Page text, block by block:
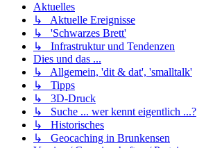
Aktuelles
↳ Aktuelle Ereignisse
↳ 'Schwarzes Brett'
↳ Infrastruktur und Tendenzen
Dies und das ...
↳ Allgemein, 'dit & dat', 'smalltalk'
↳ Tipps
↳ 3D-Druck
↳ Suche ... wer kennt eigentlich ...?
↳ Historisches
↳ Geocaching in Brunkensen